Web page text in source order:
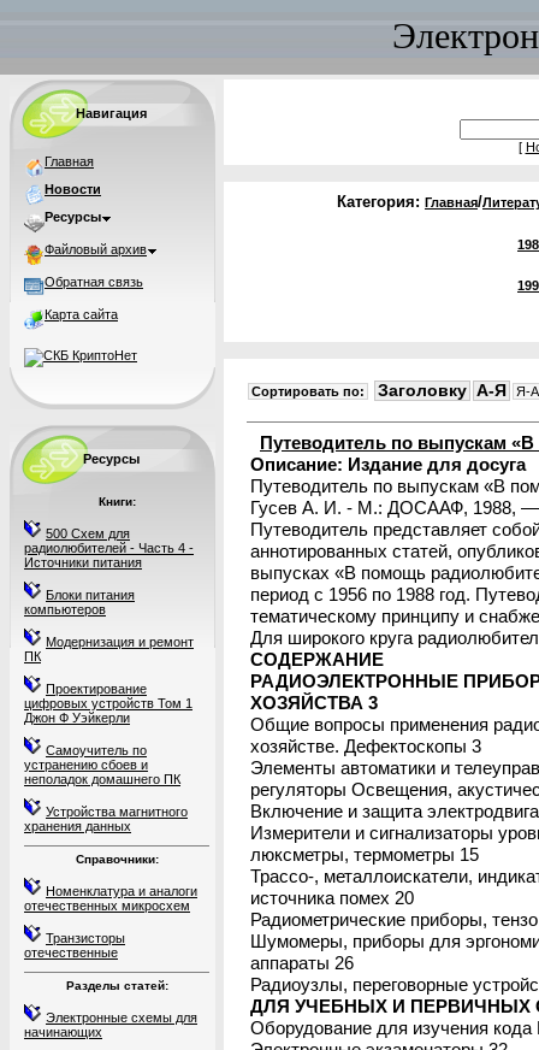
Навигация
Главная
Новости
Ресурсы
Файловый архив
Обратная связь
Карта сайта
Ресурсы
Книги:
500 Схем для
радиолюбителей - Часть 4 -
Источники питания
Блоки питания
компьютеров
Модернизация и ремонт
ПК
Проектирование
цифровых устройств Том 1
Джон Ф Уэйкерли
Самоучитель по
устранению сбоев и
неполадок домашнего ПК
Устройства магнитного
хранения данных
Справочники:
Номенклатура и аналоги
отечественных микросхем
Транзисторы
отечественные
Разделы статей:
Электронные схемы для
начинающих
[
Категория: Главная/
Сортировать по: Заголовку A-Я Я-A
Путеводитель по выпускам
Описание: Издание для досуга
Путеводитель по выпускам «В
Гусев А. И. - М.: ДОСААФ, 1988, —
Путеводитель представляет
аннотированных статей,
выпусках «В помощь
период с 1956 по 1988 год.
тематическому принципу и
Для широкого круга
СОДЕРЖАНИЕ
РАДИОЭЛЕКТРОННЫЕ
ХОЗЯЙСТВА 3
Общие вопросы применения
хозяйстве. Дефектоскопы 3
Элементы автоматики и
регуляторы Освещения,
Включение и защита
Измерители и сигнализаторы
люксметры, термометры 15
Трассо-, металлоискатели,
источника помех 20
Радиометрические приборы,
Шумомеры, приборы для
аппараты 26
Радиоузлы, переговорные
ДЛЯ УЧЕБНЫХ И ПЕРВИЧНЫХ
Оборудование для изучения кода